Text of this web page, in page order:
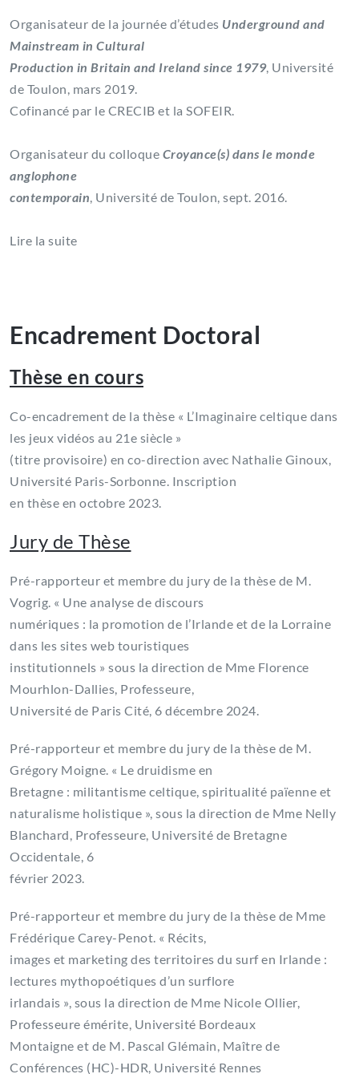
Organisateur de la journée d’études Underground and
Mainstream in Cultural
Production in Britain and Ireland since 1979, Université
de Toulon, mars 2019.
Cofinancé par le CRECIB et la SOFEIR.
Organisateur du colloque Croyance(s) dans le monde
anglophone
contemporain, Université de Toulon, sept. 2016.
Lire la suite
Encadrement Doctoral
Thèse en cours
Co-encadrement de la thèse « L’Imaginaire celtique dans
les jeux vidéos au 21e siècle »
(titre provisoire) en co-direction avec Nathalie Ginoux,
Université Paris-Sorbonne. Inscription
en thèse en octobre 2023.
Jury de Thèse
Pré-rapporteur et membre du jury de la thèse de M.
Vogrig. « Une analyse de discours
numériques : la promotion de l’Irlande et de la Lorraine
dans les sites web touristiques
institutionnels » sous la direction de Mme Florence
Mourhlon-Dallies, Professeure,
Université de Paris Cité, 6 décembre 2024.
Pré-rapporteur et membre du jury de la thèse de M.
Grégory Moigne. « Le druidisme en
Bretagne : militantisme celtique, spiritualité païenne et
naturalisme holistique », sous la direction de Mme Nelly
Blanchard, Professeure, Université de Bretagne
Occidentale, 6
février 2023.
Pré-rapporteur et membre du jury de la thèse de Mme
Frédérique Carey-Penot. « Récits,
images et marketing des territoires du surf en Irlande :
lectures mythopoétiques d’un surflore
irlandais », sous la direction de Mme Nicole Ollier,
Professeure émérite, Université Bordeaux
Montaigne et de M. Pascal Glémain, Maître de
Conférences (HC)-HDR, Université Rennes